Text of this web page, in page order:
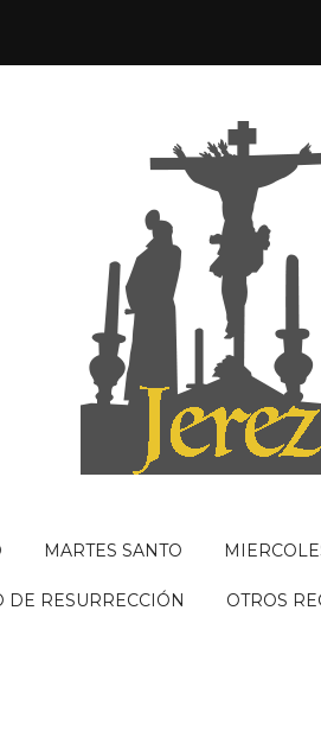
MARTES SANTO
DE RESURRECCIÓN OTROS